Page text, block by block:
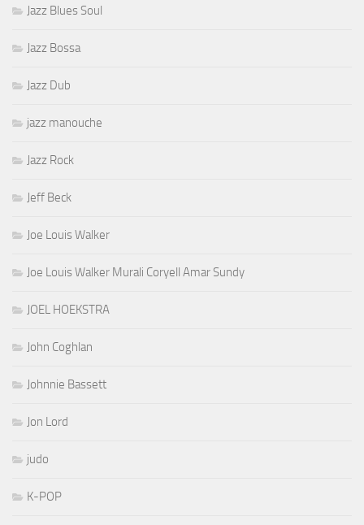
Jazz Blues Soul
Jazz Bossa
Jazz Dub
jazz manouche
Jazz Rock
Jeff Beck
Joe Louis Walker
Joe Louis Walker Murali Coryell Amar Sundy
JOEL HOEKSTRA
John Coghlan
Johnnie Bassett
Jon Lord
judo
K-POP